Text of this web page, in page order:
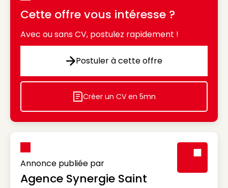
Cette offre vous intéresse ?
Avec ou sans CV, postulez rapidement !
Postuler à cette offre
Postuler à cette offre
Icon decorative
Créer un CV en 5mn
Annonce publiée par
Agence Synergie Saint